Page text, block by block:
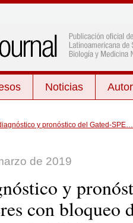
por
en
de
Por tema
Gestión de
Inflamación e
Noticias
y pronóstico del Gated-SPE…
de 2019
y
con bloqueo